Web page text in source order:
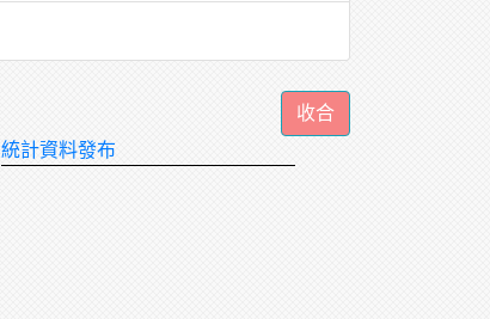
統計資料發布